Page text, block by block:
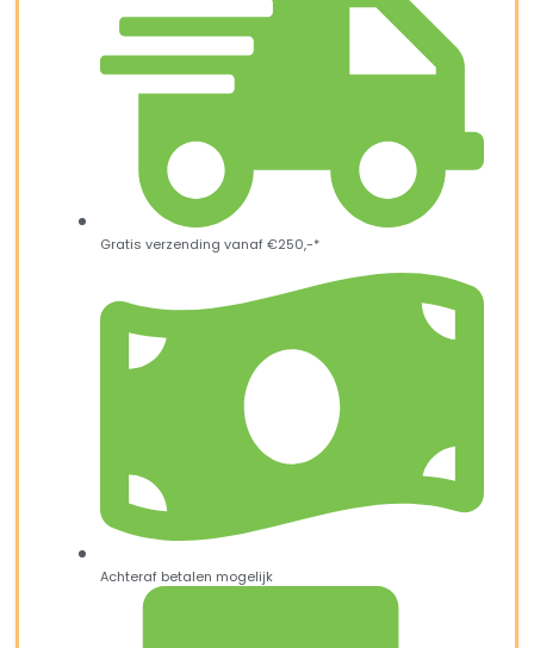
Gratis verzending vanaf €250,-*
Achteraf betalen mogelijk